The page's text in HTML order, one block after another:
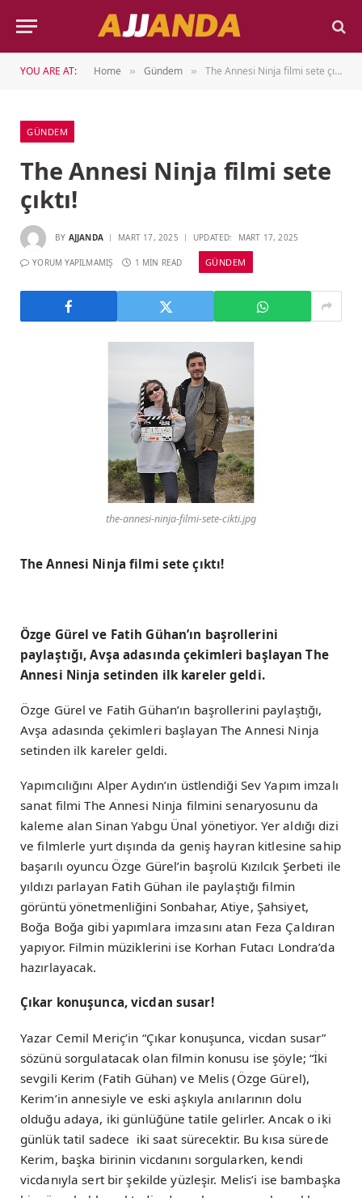
YOU ARE AT: Home » Gündem » The Annesi Ninja filmi sete çıktı!
GÜNDEM
The Annesi Ninja filmi sete
çıktı!
BY AJJANDA MART 17, 2025 UPDATED: MART 17, 2025
YORUM YAPILMAMIŞ 1 MIN READ GÜNDEM
the-annesi-ninja-filmi-sete-cikti.jpg
The Annesi Ninja filmi sete çıktı!
Özge Gürel ve Fatih Gühan’ın başrollerini
paylaştığı, Avşa adasında çekimleri başlayan The
Annesi Ninja setinden ilk kareler geldi.
Özge Gürel ve Fatih Gühan’ın başrollerini paylaştığı,
Avşa adasında çekimleri başlayan The Annesi Ninja
setinden ilk kareler geldi.
Yapımcılığını Alper Aydın’ın üstlendiği Sev Yapım imzalı
sanat filmi The Annesi Ninja filmini senaryosunu da
kaleme alan Sinan Yabgu Ünal yönetiyor. Yer aldığı dizi
ve filmlerle yurt dışında da geniş hayran kitlesine sahip
başarılı oyuncu Özge Gürel’in başrolü Kızılcık Şerbeti ile
yıldızı parlayan Fatih Gühan ile paylaştığı filmin
görüntü yönetmenliğini Sonbahar, Atiye, Şahsiyet,
Boğa Boğa gibi yapımlara imzasını atan Feza Çaldıran
yapıyor. Filmin müziklerini ise Korhan Futacı Londra’da
hazırlayacak.
Çıkar konuşunca, vicdan susar!
Yazar Cemil Meriç’in “Çıkar konuşunca, vicdan susar”
sözünü sorgulatacak olan filmin konusu ise şöyle; “İki
sevgili Kerim (Fatih Gühan) ve Melis (Özge Gürel),
Kerim’in annesiyle ve eski aşkıyla anılarının dolu
olduğu adaya, iki günlüğüne tatile gelirler. Ancak o iki
günlük tatil sadece iki saat sürecektir. Bu kısa sürede
Kerim, başka birinin vicdanını sorgularken, kendi
vicdanıyla sert bir şekilde yüzleşir. Melis’i ise bambaşka